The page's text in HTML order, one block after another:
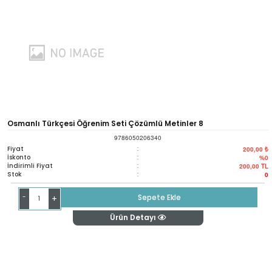
Osmanlı Türkçesi Öğrenim Seti Çözümlü Metinler 8
9786050206340
Fiyat : 200,00 ₺
İskonto : %0
İndirimli Fiyat : 200,00 TL
Stok : 0
- +
Sepete Ekle
Ürün Detayı